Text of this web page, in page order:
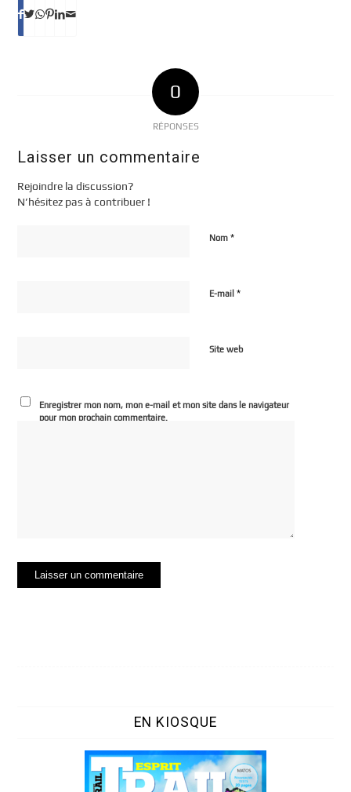
0
RÉPONSES
Laisser un commentaire
Rejoindre la discussion?
N’hésitez pas à contribuer !
Nom*
E-mail*
Site web
Enregistrer mon nom, mon e-mail et mon site dans le navigateur
pour mon prochain commentaire.
EN KIOSQUE